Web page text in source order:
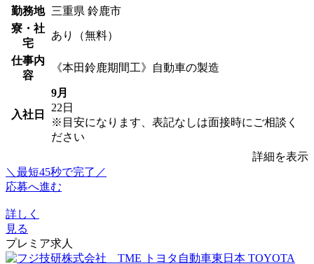
勤務地 三重県 鈴鹿市
寮・社
宅
あり（無料）
仕事内
容
《本田鈴鹿期間工》自動車の製造
入社日
9月
22日
※目安になります、表記なしは面接時にご相談く
ださい
詳細を表示
＼最短45秒で完了／
応募へ進む
詳しく
見る
プレミア求人